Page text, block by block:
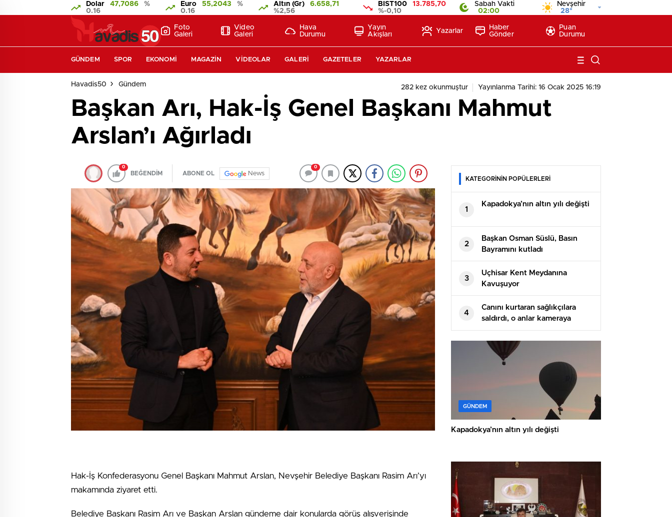
Dolar 47,7086
%
0.16
Euro 55,2043
%
0.16
Altın (Gr)
6.658,71
%2,56
BIST100
13.785,70
%-0,10
Sabah Vakti
02:00
Nevşehir
28°
Foto
Galeri
Video
Galeri
Hava
Durumu
Yayın
Akışları
Yazarlar
Haber
Gönder
Puan
Durumu
GÜNDEM SPOR EKONOMI MAGAZIN VIDEOLAR GALERI GAZETELER YAZARLAR
Havadis50 Gündem 282 kez okunmuştur Yayınlanma Tarihi: 16 Ocak 2025 16:19
Başkan Arı, Hak-İş Genel Başkanı Mahmut
Arslan’ı Ağırladı
0
BEĞENDİM ABONE OL News
0
Hak-İş Konfederasyonu Genel Başkanı Mahmut Arslan, Nevşehir Belediye Başkanı Rasim Arı’yı
makamında ziyaret etti.
Belediye Başkanı Rasim Arı ve Başkan Arslan gündeme dair konularda görüş alışverişinde
KATEGORİNİN POPÜLERLERİ
1
Kapadokya’nın altın yılı değişti
2
Başkan Osman Süslü, Basın
Bayramını kutladı
3
Uçhisar Kent Meydanına
Kavuşuyor
4
Canını kurtaran sağlıkçılara
saldırdı, o anlar kameraya
yansıdı
GÜNDEM
Kapadokya’nın altın yılı değişti